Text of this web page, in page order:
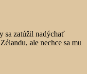
sa zatúžil nadýchať
ale nechce sa mu